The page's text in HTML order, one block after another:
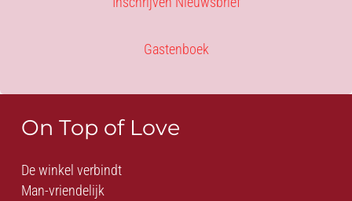
Gastenboek
On Top of Love
De winkel verbindt
Man-vriendelijk